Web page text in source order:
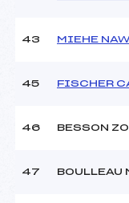
43 MIEHE
45 FISCHER
46 BESSON
47 BOULLEAU